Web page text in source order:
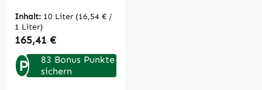
Inhalt: 10 Liter (16,54 € /
1 Liter)
Regulärer Preis:
165,41 €
P
83 Bonus Punkte
sichern